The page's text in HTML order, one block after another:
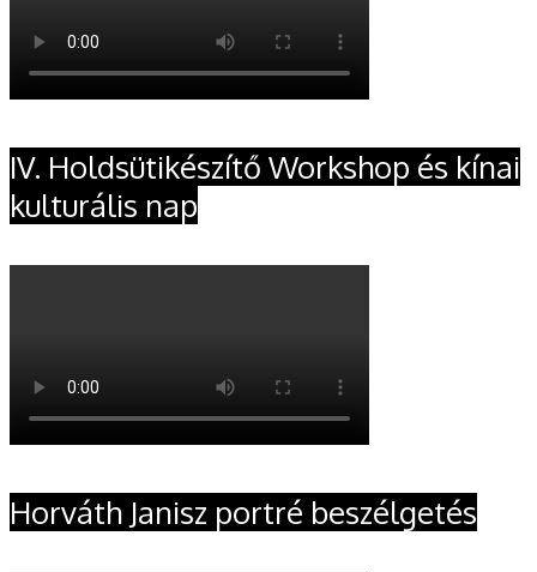
IV. Holdsütikészítő Workshop és kínai
kulturális nap
Horváth Janisz portré beszélgetés